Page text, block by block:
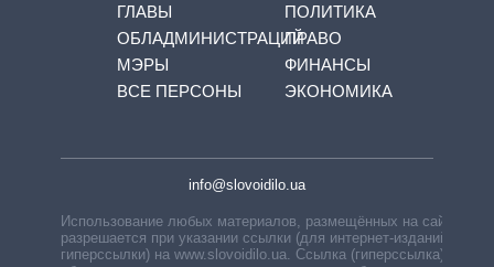
ГЛАВЫ
ОБЛАДМИНИСТРАЦИЙ
МЭРЫ
ВСЕ ПЕРСОНЫ
ПОЛИТИКА
ПРАВО
ФИНАНСЫ
ЭКОНОМИКА
info@slovoidilo.ua
Использование любых материалов, размещённых на сайте,
разрешается при указании ссылки (для интернет-изданий —
гиперссылки) на www.slovoidilo.ua. Ссылка (гиперссылка)